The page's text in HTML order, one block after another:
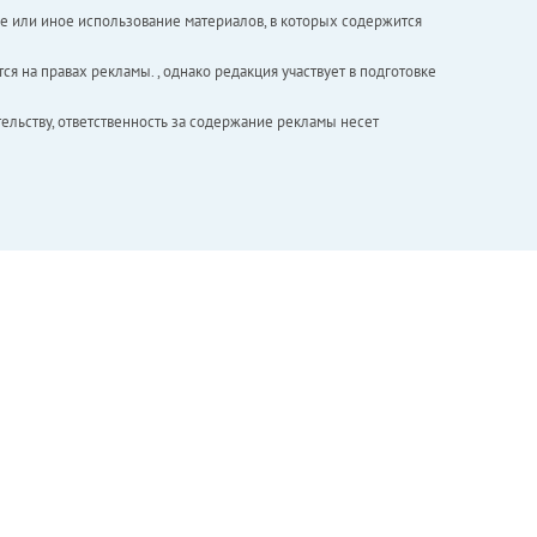
иное использование материалов, в которых содержится
правах рекламы. , однако редакция участвует в подготовке
ответственность за содержание рекламы несет